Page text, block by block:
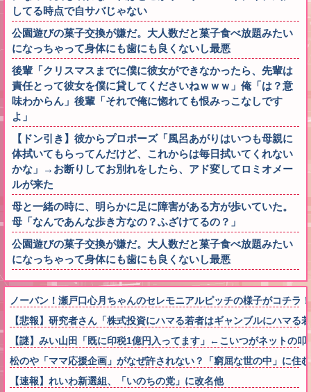
してる時点で自サバじゃない
公園遊びの菓子交換が嫌だ。大人数だと菓子食べ放題みたい
になっちゃって身体にも歯にも良くないし最悪
後輩「クリスマスまでに僕に彼女ができなかったら、先輩は
責任とって彼女を僕に貸してくださいねｗｗｗ」俺「は？意
味わからん」後輩「それで俺に惚れても恨みっこなしです
よ」
【ドン引き】彼からプロポーズ「風呂あがりはいつも母親に
体拭いてもらってんだけど、これからは毎日拭いてくれない
かな」→お断りしてお別れをしたら、アド変してロミオメー
ルが来た
母と一緒の時に、明らかに足に障害がある方が歩いていた。
母「なんであんな歩き方なの？ふざけてるの？」
公園遊びの菓子交換が嫌だ。大人数だと菓子食べ放題みたい
になっちゃって身体にも歯にも良くないし最悪
ノーバン！瀬戸口心月ちゃんのセレモニアルピッチの様子がコチラ
【悲報】研究者さん「株式投資にハマる若者はギャンブルにハマる
【謎】みい山田「既に印税1億円入ってます」←こいつがネットの
松のや「ママ応援企画」がなぜ許されない？「窮屈な世の中」に
【速報】れいわ新選組、「いのちの党」に改名他